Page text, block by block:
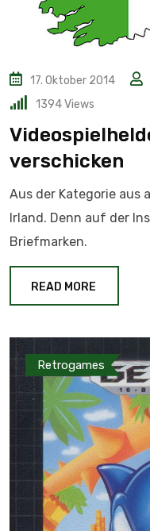
17. Oktober 2014
1394Views
verschicken
Aus der Kategorie aus
Irland. Denn auf der
Briefmarken.
READ MORE
Retrogames